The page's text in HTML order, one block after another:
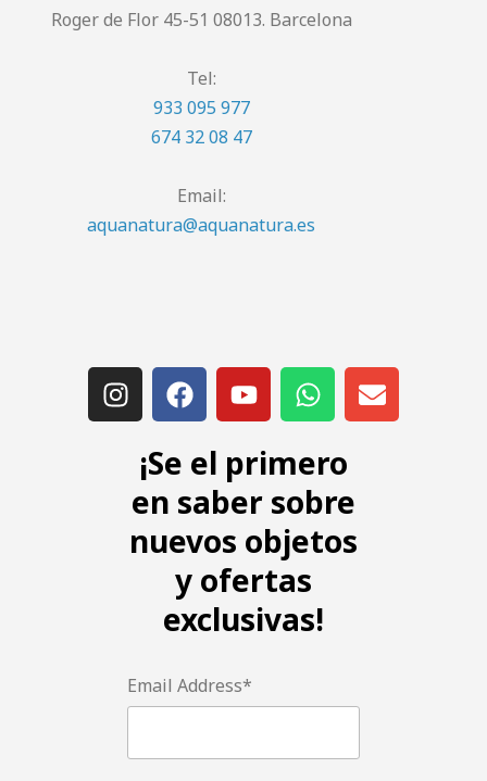
Roger de Flor 45-51 08013. Barcelona
Tel:
933 095 977
674 32 08 47
Email:
aquanatura@aquanatura.es
¡Se el primero
en saber sobre
nuevos objetos
y ofertas
exclusivas!
Email Address*